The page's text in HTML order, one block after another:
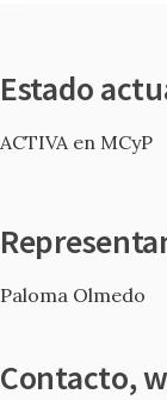
Estado
ACTIVA en MCyP
Paloma Olmedo
Contacto,